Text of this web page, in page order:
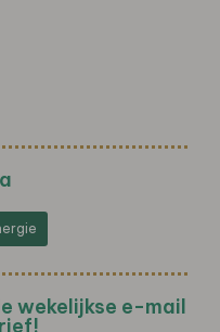
wekelijkse e-mail